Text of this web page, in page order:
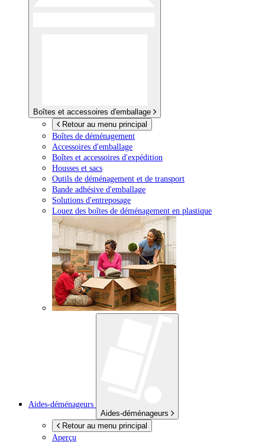
Boîtes et accessoires d'emballage
Retour au menu principal
Boîtes de déménagement
Accessoires d'emballage
Boîtes et accessoires d'expédition
Housses et sacs
Outils de déménagement et de transport
Bande adhésive d'emballage
Solutions d'entreposage
Louez des boîtes de déménagement en plastique
Aides-déménageurs
Aides-déménageurs
Retour au menu principal
Aperçu